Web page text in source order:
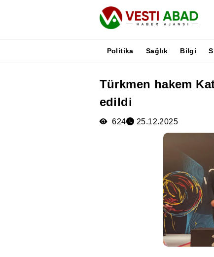
Politika Sağlık Bilgi
Türkmen hakem
edildi
624 25.12.2025